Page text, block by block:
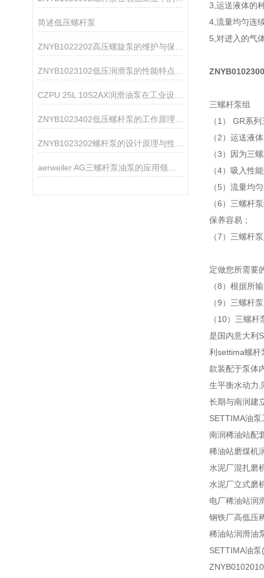
简述低压螺杆泵
3,运送液体的
4,流量均匀连
5,对进入的气
三螺杆泵组
（1） GR系
（2）运送液
（3）因为三
（4）吸入性
（5）流量均
（6）三螺杆
保养容易；
（7）三螺杆
定做您所需要
（8）根据所
（9）三螺杆
（10）三螺
是国内意大利
利settima螺杆
款装配于泵体
生平衡水动力,
长期与南润建
SETTIMA油泵
南润稀油站配
稀油站磨煤机
水泥厂混扎磨
水泥厂立式磨
电厂稀油站润
钢铁厂高低压
稀油站润滑油
SETTIMA油